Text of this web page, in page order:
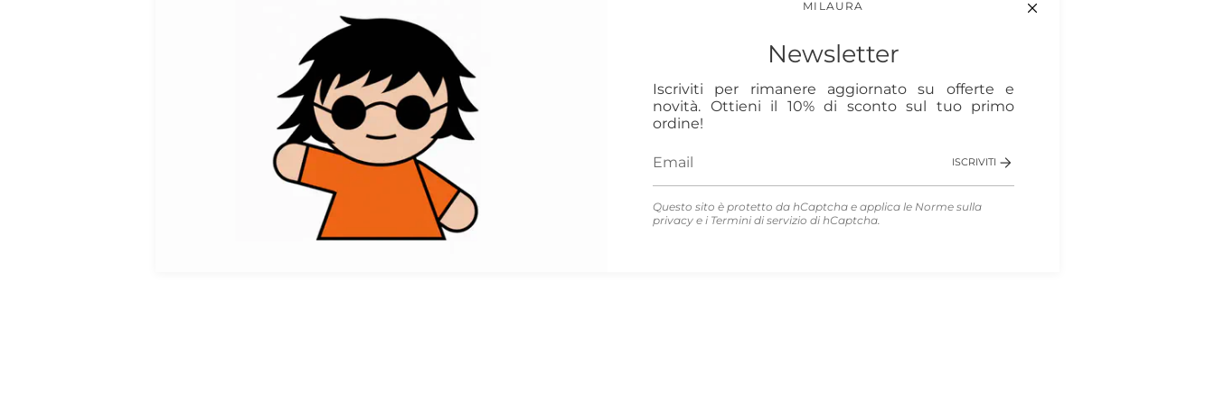
MILAURA
Newsletter
Iscriviti per rimanere aggiornato su offerte e
novità. Ottieni il 10% di sconto sul tuo primo
ordine!
ISCRIVITI
Questo sito è protetto da hCaptcha e applica le Norme sulla
privacy e i Termini di servizio di hCaptcha.